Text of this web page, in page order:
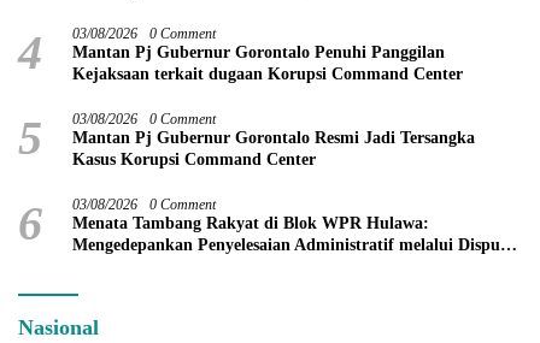
4 03/08/2026 0 Comment
Mantan Pj Gubernur Gorontalo Penuhi Panggilan
Kejaksaan terkait dugaan Korupsi Command Center
5 03/08/2026 0 Comment
Mantan Pj Gubernur Gorontalo Resmi Jadi Tersangka
Kasus Korupsi Command Center
6 03/08/2026 0 Comment
Menata Tambang Rakyat di Blok WPR Hulawa:
Mengedepankan Penyelesaian Administratif melalui Dispute
Nasional